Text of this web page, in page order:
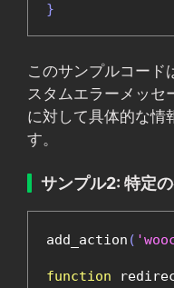
}
このサンプルコード
スタムエラーメッセ
に対して具体的な情
す。
サンプル2: 特定
add_action (
function